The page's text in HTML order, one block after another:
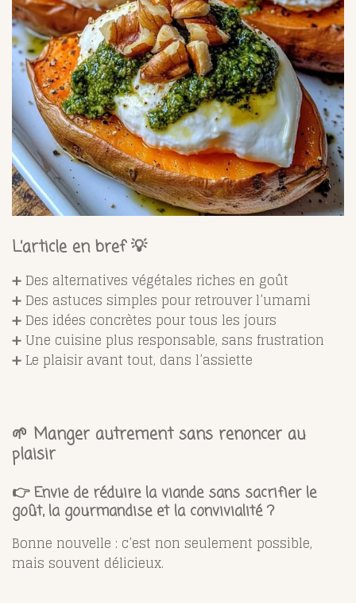
L’article en bref 💡
➕ Des alternatives végétales riches en goût
➕ Des astuces simples pour retrouver l’umami
➕ Des idées concrètes pour tous les jours
➕ Une cuisine plus responsable, sans frustration
➕ Le plaisir avant tout, dans l’assiette
🌱 Manger autrement sans renoncer au
plaisir
👉Envie de réduire la viande sans sacrifier le
goût, la gourmandise et la convivialité ?
Bonne nouvelle : c’est non seulement possible,
mais souvent délicieux.